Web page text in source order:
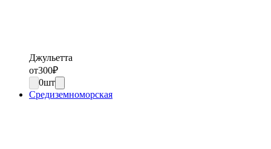
Джульетта
от300₽
0шт
Средиземноморская